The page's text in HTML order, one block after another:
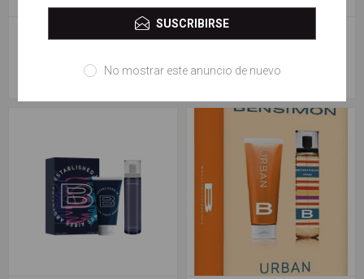
ESTUCHE BENSIMON SMART
$ 19.900,00
SUSCRIBIRSE
No mostrar este anuncio de nuevo